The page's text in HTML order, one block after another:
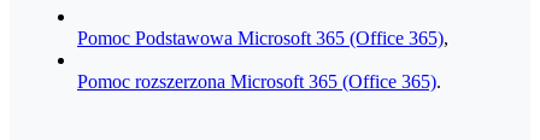
Pomoc Podstawowa Microsoft 365 (Office 365),
Pomoc rozszerzona Microsoft 365 (Office 365).